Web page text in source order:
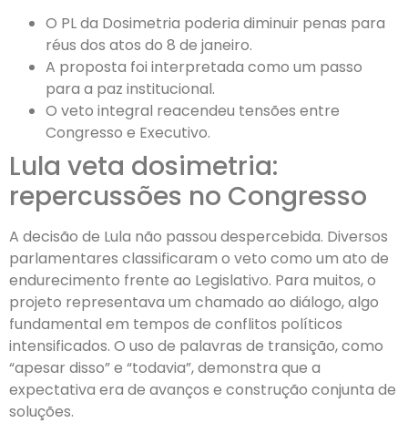
O PL da Dosimetria poderia diminuir penas para
réus dos atos do 8 de janeiro.
A proposta foi interpretada como um passo
para a paz institucional.
O veto integral reacendeu tensões entre
Congresso e Executivo.
Lula veta dosimetria:
repercussões no Congresso
A decisão de Lula não passou despercebida. Diversos
parlamentares classificaram o veto como um ato de
endurecimento frente ao Legislativo. Para muitos, o
projeto representava um chamado ao diálogo, algo
fundamental em tempos de conflitos políticos
intensificados. O uso de palavras de transição, como
“apesar disso” e “todavia”, demonstra que a
expectativa era de avanços e construção conjunta de
soluções.